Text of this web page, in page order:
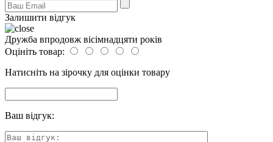
Залишити відгук
Дружба впродовж вісімнадцяти років
Оцініть товар:
Натисніть на зірочку для оцінки товару
Ваш відгук: